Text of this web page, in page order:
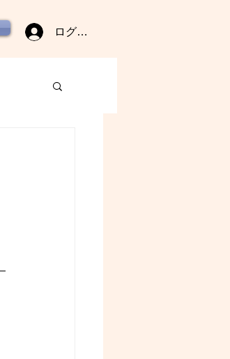
ログイン